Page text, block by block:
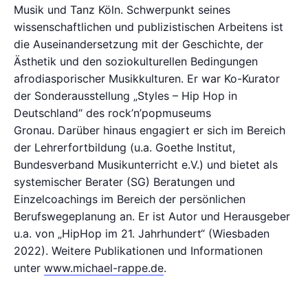
Musik und Tanz Köln. Schwerpunkt seines
wissenschaftlichen und publizistischen Arbeitens ist
die Auseinandersetzung mit der Geschichte, der
Ästhetik und den soziokulturellen Bedingungen
afrodiasporischer Musikkulturen. Er war Ko-Kurator
der Sonderausstellung „Styles – Hip Hop in
Deutschland“ des rock’n’popmuseums
Gronau. Darüber hinaus engagiert er sich im Bereich
der Lehrerfortbildung (u.a. Goethe Institut,
Bundesverband Musikunterricht e.V.) und bietet als
systemischer Berater (SG) Beratungen und
Einzelcoachings im Bereich der persönlichen
Berufswegeplanung an. Er ist Autor und Herausgeber
u.a. von „HipHop im 21. Jahrhundert“ (Wiesbaden
2022). Weitere Publikationen und Informationen
unter www.michael-rappe.de.